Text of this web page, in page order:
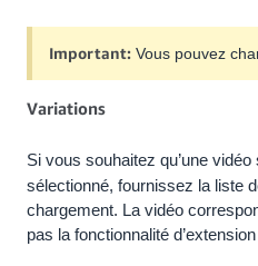
Important: Vous pouvez
Variations
Si vous souhaitez qu’une
sélectionné, fournissez la liste
chargement. La vidéo
pas la fonctionnalité